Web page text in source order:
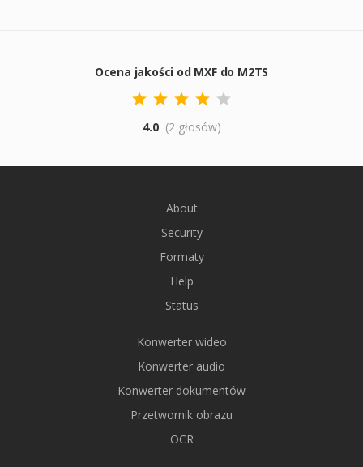
Ocena jakości od MXF do M2TS
4.0 (2 głosów)
About
Security
Formaty
Help
Status
Konwerter wideo
Konwerter audio
Konwerter dokumentów
Przetwornik obrazu
OCR